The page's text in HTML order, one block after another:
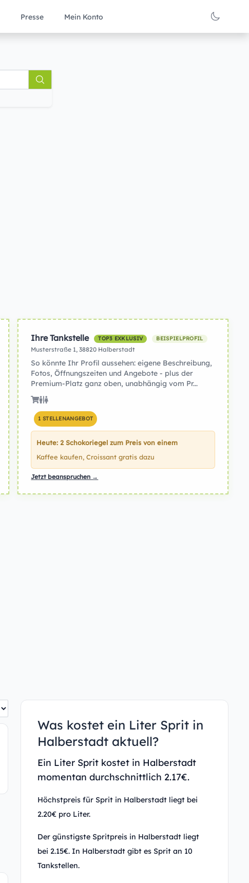
Presse Mein Konto
Ihre Tankstelle TOP3 EXKLUSIV BEISPIELPROFIL
Musterstraße 1, 38820 Halberstadt
So könnte Ihr Profil aussehen: eigene Beschreibung,
Fotos, Öffnungszeiten und Angebote - plus der
Premium-Platz ganz oben, unabhängig vom Pr...
1 STELLENANGEBOT
Heute: 2 Schokoriegel zum Preis von einem
Kaffee kaufen, Croissant gratis dazu
Jetzt beanspruchen →
Was kostet ein Liter Sprit in
Halberstadt aktuell?
Ein Liter Sprit kostet in Halberstadt
momentan durchschnittlich 2.17€.
Höchstpreis für Sprit in Halberstadt liegt bei
2.20€ pro Liter.
Der günstigste Spritpreis in Halberstadt liegt
bei 2.15€. In Halberstadt gibt es Sprit an 10
Tankstellen.